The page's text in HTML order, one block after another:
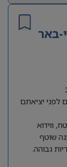
באר
לפני יציאתם
ווידוא
שוטף
גבוהה.